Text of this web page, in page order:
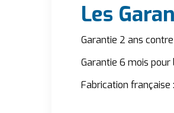
Les
Garantie 2 ans
Garantie 6 mois pour
Fabrication française